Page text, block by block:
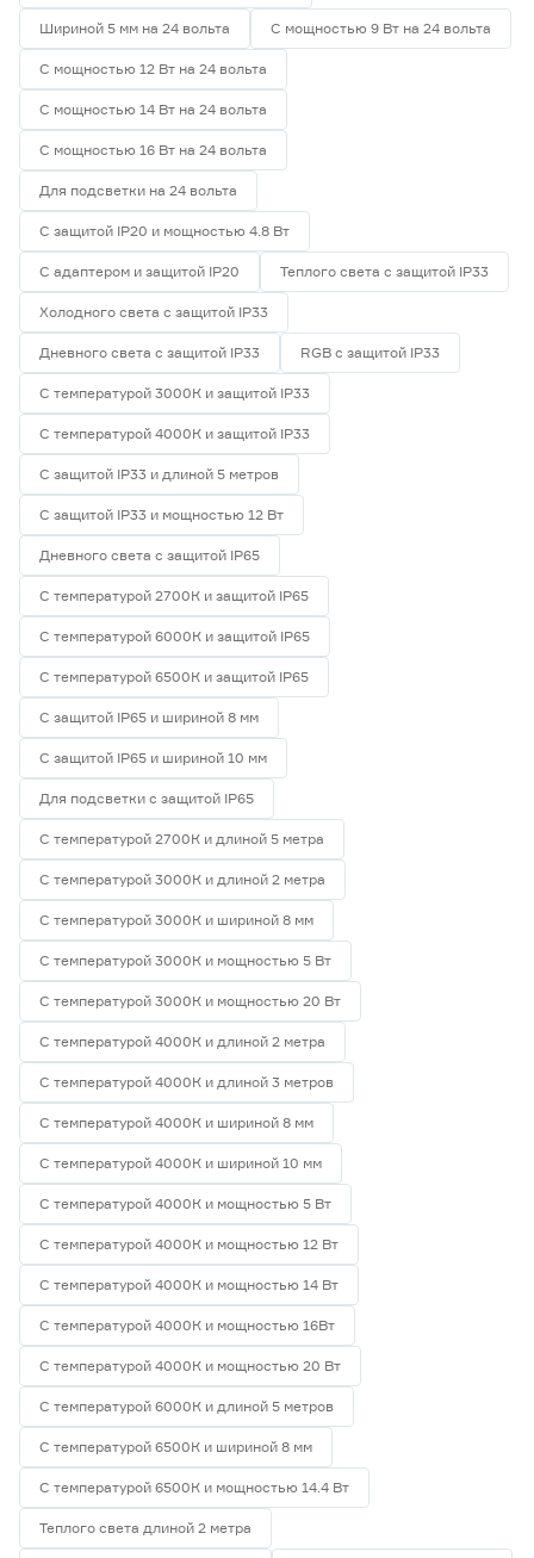
Шириной 5 мм на 24 вольта С мощностью 9 Вт на 24 вольта
С мощностью 12 Вт на 24 вольта
С мощностью 14 Вт на 24 вольта
С мощностью 16 Вт на 24 вольта
Для подсветки на 24 вольта
С защитой IP20 и мощностью 4.8 Вт
С адаптером и защитой IP20 Теплого света с защитой IP33
Холодного света с защитой IP33
Дневного света с защитой IP33 RGB с защитой IP33
С температурой 3000К и защитой IP33
С температурой 4000К и защитой IP33
С защитой IP33 и длиной 5 метров
С защитой IP33 и мощностью 12 Вт
Дневного света с защитой IP65
С температурой 2700К и защитой IP65
С температурой 6000К и защитой IP65
С температурой 6500К и защитой IP65
С защитой IP65 и шириной 8 мм
С защитой IP65 и шириной 10 мм
Для подсветки с защитой IP65
С температурой 2700К и длиной 5 метра
С температурой 3000К и длиной 2 метра
С температурой 3000К и шириной 8 мм
С температурой 3000К и мощностью 5 Вт
С температурой 3000К и мощностью 20 Вт
С температурой 4000К и длиной 2 метра
С температурой 4000К и длиной 3 метров
С температурой 4000К и шириной 8 мм
С температурой 4000К и шириной 10 мм
С температурой 4000К и мощностью 5 Вт
С температурой 4000К и мощностью 12 Вт
С температурой 4000К и мощностью 14 Вт
С температурой 4000К и мощностью 16Вт
С температурой 4000К и мощностью 20 Вт
С температурой 6000К и длиной 5 метров
С температурой 6500К и шириной 8 мм
С температурой 6500К и мощностью 14.4 Вт
Теплого света длиной 2 метра